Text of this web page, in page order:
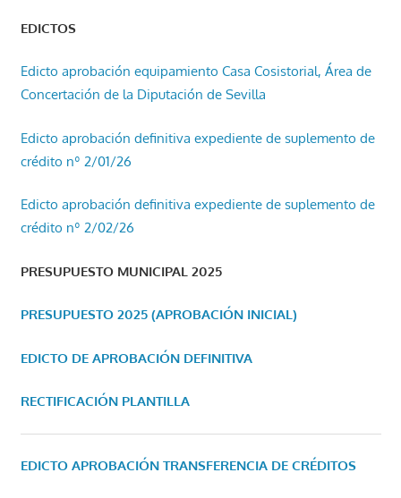
EDICTOS
Edicto aprobación equipamiento Casa Cosistorial, Área de
Concertación de la Diputación de Sevilla
Edicto aprobación definitiva expediente de suplemento de
crédito nº 2/01/26
Edicto aprobación definitiva expediente de suplemento de
crédito nº 2/02/26
PRESUPUESTO MUNICIPAL 2025
PRESUPUESTO 2025 (APROBACIÓN INICIAL)
EDICTO DE APROBACIÓN DEFINITIVA
RECTIFICACIÓN PLANTILLA
EDICTO APROBACIÓN TRANSFERENCIA DE CRÉDITOS